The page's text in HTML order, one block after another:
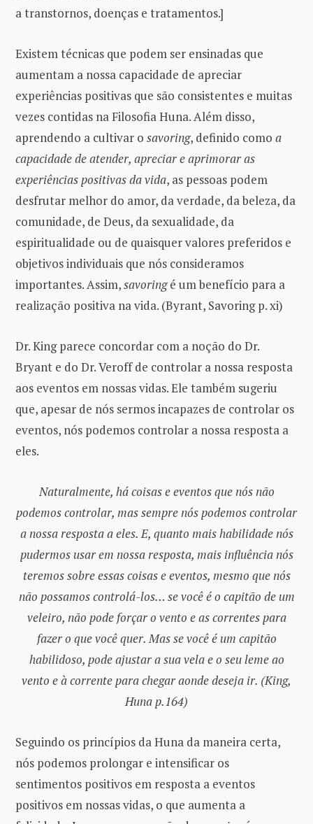
a transtornos, doenças e tratamentos.]
Existem técnicas que podem ser ensinadas que
aumentam a nossa capacidade de apreciar
experiências positivas que são consistentes e muitas
vezes contidas na Filosofia Huna. Além disso,
aprendendo a cultivar o savoring, definido como a
capacidade de atender, apreciar e aprimorar as
experiências positivas da vida, as pessoas podem
desfrutar melhor do amor, da verdade, da beleza, da
comunidade, de Deus, da sexualidade, da
espiritualidade ou de quaisquer valores preferidos e
objetivos individuais que nós consideramos
importantes. Assim,savoringé um benefício para a
realização positiva na vida. (Byrant, Savoring p. xi)
Dr. King parece concordar com a noção do Dr.
Bryant e do Dr. Veroff de controlar a nossa resposta
aos eventos em nossas vidas. Ele também sugeriu
que, apesar de nós sermos incapazes de controlar os
eventos, nós podemos controlar a nossa resposta a
eles.
Naturalmente, há coisas e eventos que nós não
podemos controlar, mas sempre nós podemos controlar
a nossa resposta a eles. E, quanto mais habilidade nós
pudermos usar em nossa resposta, mais influência nós
teremos sobre essas coisas e eventos, mesmo que nós
não possamos controlá-los… se você é o capitão de um
veleiro, não pode forçar o vento e as correntes para
fazer o que você quer. Mas se você é um capitão
habilidoso, pode ajustar a sua vela e o seu leme ao
vento e à corrente para chegar aonde deseja ir. (King,
Huna p.164)
Seguindo os princípios da Huna da maneira certa,
nós podemos prolongar e intensificar os
sentimentos positivos em resposta a eventos
positivos em nossas vidas, o que aumenta a